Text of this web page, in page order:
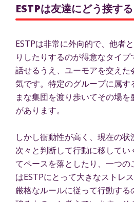
ESTPは友達にどう接する
ESTPは非常に外向的で、他者
りしたりするのが得意なタイ
話せるうえ、ユーモアを交えた
気です。特定のグループに属
まな集団を渡り歩いてその場
があります。
しかし衝動性が高く、現在の状
次々と判断して行動に移して
てペースを落としたり、一つ
はESTPにとって大きなストレ
厳格なルールに従って行動す